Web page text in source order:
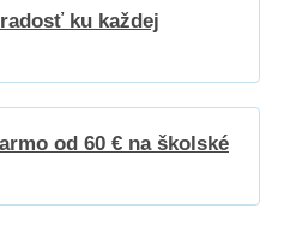
ku každej
od 60 € na školské